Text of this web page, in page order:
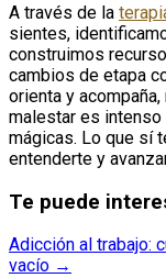
A través de la
sientes,
construimos
cambios de etapa
orienta y
malestar es
mágicas. Lo que sí
entenderte y
Te puede
Adicción al trabajo:
vacío →